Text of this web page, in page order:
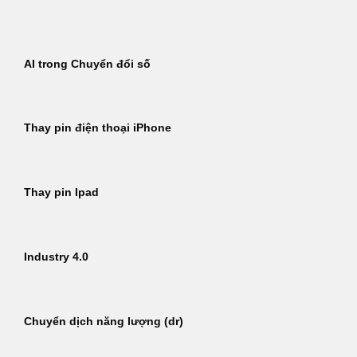
dungAI trong Chuyển đổi số
Thay pin điện thoại iPhone
Thay pin Ipad
Industry 4.0
Chuyển dịch năng lượng (dr)